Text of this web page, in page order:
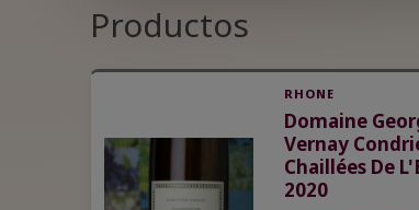
Productos
RHONE
Domaine
Vernay
Chaillées De
2020